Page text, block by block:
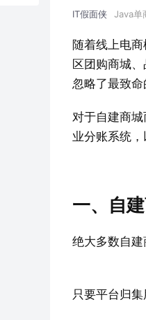
IT假面侠 Java单
随着线上电
区团购商城
忽略了最致
对于自建商
业分账系统
一、自
绝大多数自建
只要平台归